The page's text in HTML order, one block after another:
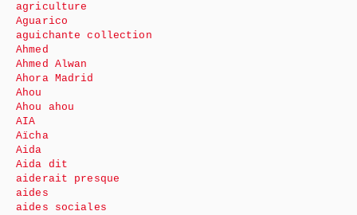
agriculture
Aguarico
aguichante collection
Ahmed
Ahmed Alwan
Ahora Madrid
Ahou
Ahou ahou
AIA
Aïcha
Aida
Aida dit
aiderait presque
aides
aides sociales